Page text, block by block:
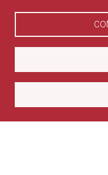
Copyright ©